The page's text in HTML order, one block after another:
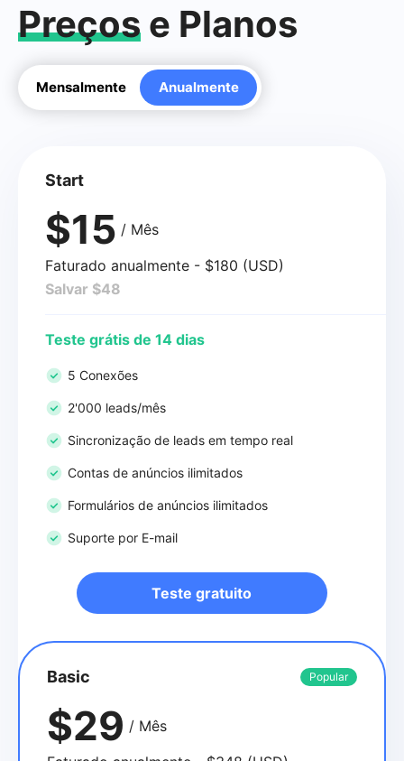
Preços e Planos
Mensalmente Anualmente
Start
$15 / Mês
Faturado anualmente - $180 (USD)
Salvar $48
Teste grátis de 14 dias
5 Conexões
2'000 leads/mês
Sincronização de leads em tempo real
Contas de anúncios ilimitados
Formulários de anúncios ilimitados
Suporte por E-mail
Teste gratuito
Basic Popular
$29 / Mês